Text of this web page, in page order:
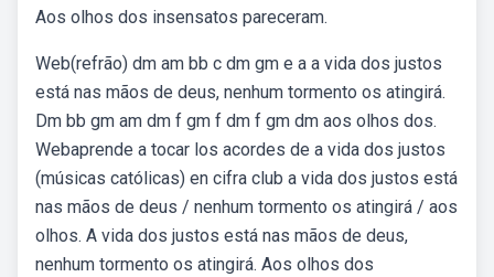
Aos olhos dos insensatos pareceram.
Web(refrão) dm am bb c dm gm e a a vida dos justos
está nas mãos de deus, nenhum tormento os atingirá.
Dm bb gm am dm f gm f dm f gm dm aos olhos dos.
Webaprende a tocar los acordes de a vida dos justos
(músicas católicas) en cifra club a vida dos justos está
nas mãos de deus / nenhum tormento os atingirá / aos
olhos. A vida dos justos está nas mãos de deus,
nenhum tormento os atingirá. Aos olhos dos